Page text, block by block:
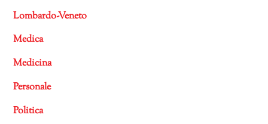
Lombardo-Veneto
Medica
Medicina
Personale
Politica